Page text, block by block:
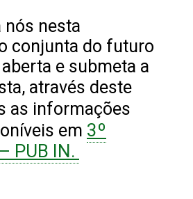
nós nesta
conjunta do futuro
e submeta a
através deste
as informações
em 3º
PUB IN.